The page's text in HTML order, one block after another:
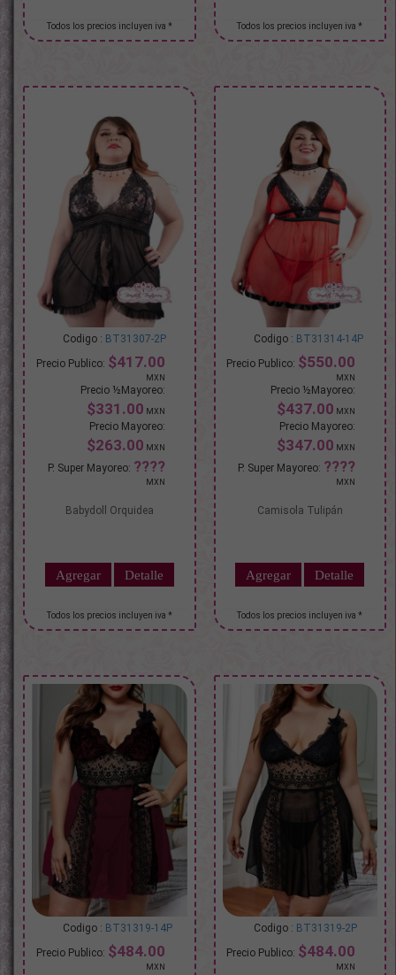
BT31307-2P
$417.00
$331.00
$263.00
Babydoll Orquidea
BT31314-14P
$550.00
$437.00
$347.00
Camisola Tulipán
BT31319-14P
$484.00
BT31319-2P
$484.00